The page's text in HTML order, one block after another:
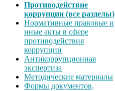
Противодействие
коррупции (все разделы)
Нормативные правовые и
иные акты в сфере
противодействия
коррупции
Антикоррупционная
экспертиза
Методические материалы
Формы документов,